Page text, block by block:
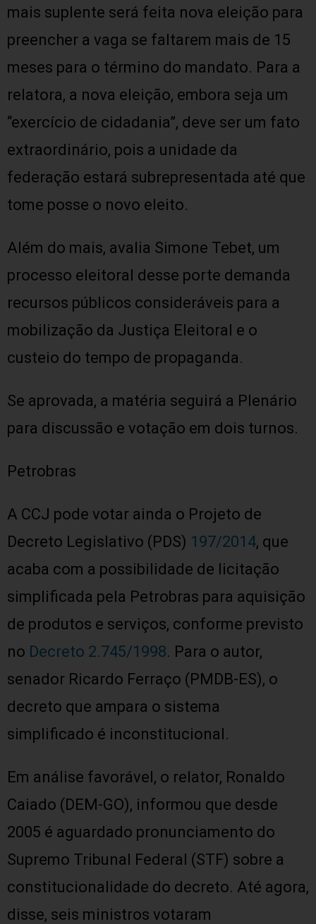
mais suplente será feita nova eleição para
preencher a vaga se faltarem mais de 15
meses para o término do mandato. Para a
relatora, a nova eleição, embora seja um
“exercício de cidadania”, deve ser um fato
extraordinário, pois a unidade da
federação estará subrepresentada até que
tome posse o novo eleito.
Além do mais, avalia Simone Tebet, um
processo eleitoral desse porte demanda
recursos públicos consideráveis para a
mobilização da Justiça Eleitoral e o
custeio do tempo de propaganda.
Se aprovada, a matéria seguirá a Plenário
para discussão e votação em dois turnos.
Petrobras
A CCJ pode votar ainda o Projeto de
Decreto Legislativo (PDS) 197/2014, que
acaba com a possibilidade de licitação
simplificada pela Petrobras para aquisição
de produtos e serviços, conforme previsto
no Decreto 2.745/1998. Para o autor,
senador Ricardo Ferraço (PMDB-ES), o
decreto que ampara o sistema
simplificado é inconstitucional.
Em análise favorável, o relator, Ronaldo
Caiado (DEM-GO), informou que desde
2005 é aguardado pronunciamento do
Supremo Tribunal Federal (STF) sobre a
constitucionalidade do decreto. Até agora,
disse, seis ministros votaram